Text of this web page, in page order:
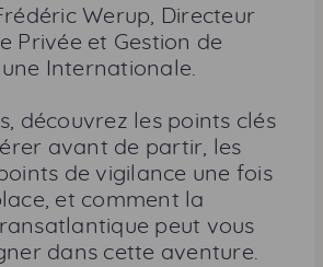
a
g
e
c
e
t
t
e
p
Werup, Directeur
Privée et Gestion de
Internationale.
découvrez les points clés
avant de partir, les
de vigilance une fois
et comment la
peut vous
dans cette aventure.